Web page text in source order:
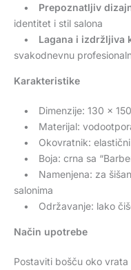
• Prepoznatljiv
identitet i stil salona
• Lagana i izdržljiva
svakodnevnu
Karakteristike
• Dimenzije: 130 ×
• Materijal:
• Okovratnik: elastični
• Boja: crna sa
• Namenjena: za
salonima
• Održavanje: lako
Način upotrebe
Postaviti bošču oko